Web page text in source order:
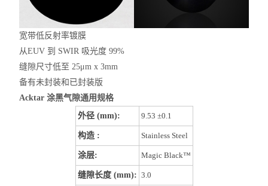
宽带低反射率镀膜
从EUV 到 SWIR 吸光度 99%
缝隙尺寸低至 25μm x 3mm
备有未封装和已封装版
Acktar 涂黑气隙通用规格
外径 (mm):
9.53 ±0.1
构造 : Stainless Steel
涂层: Magic Black™
缝隙长度 (mm): 3.0